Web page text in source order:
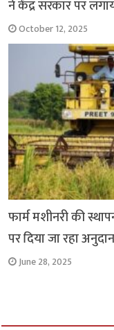
ने केंद्र सरकार पर
October 12, 2025
फार्म मशीनरी की
पर दिया जा रहा अनुदान
June 28, 2025